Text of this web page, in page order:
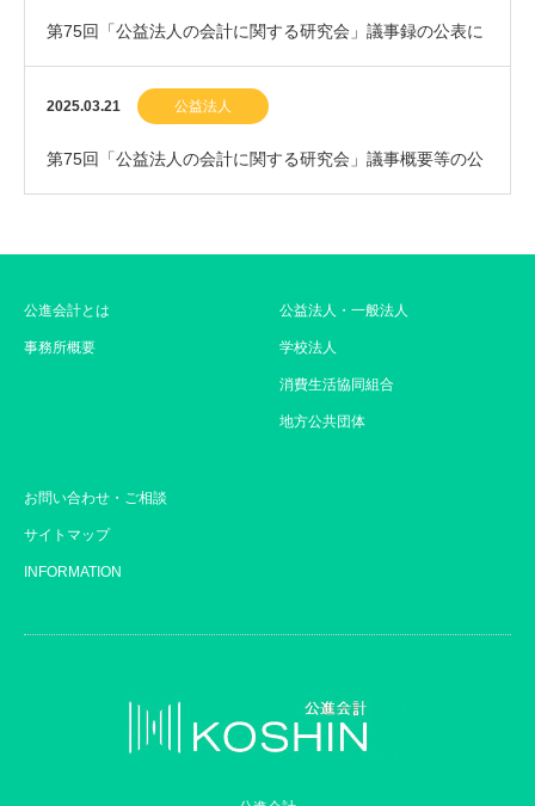
第75回「公益法人の会計に関する研究会」議事録の公表に
ついて
2025.03.21 公益法人
第75回「公益法人の会計に関する研究会」議事概要等の公
公進会計とは
事務所概要
公益法人・一般法人
学校法人
消費生活協同組合
地方公共団体
お問い合わせ・ご相談
サイトマップ
INFORMATION